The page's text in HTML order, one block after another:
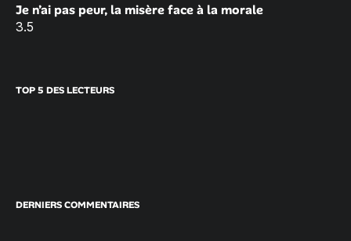
Je n’ai pas peur, la misère face à la morale
3.5
TOP 5 DES LECTEURS
DERNIERS COMMENTAIRES